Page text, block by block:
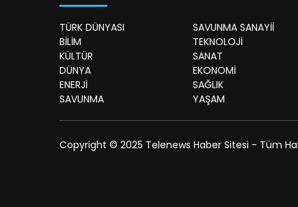
TÜRK DÜNYASI
SAVUNMA SANAYİİ
BİLİM
TEKNOLOJİ
KÜLTÜR
SANAT
DÜNYA
EKONOMİ
ENERJİ
SAĞLIK
SAVUNMA
YAŞAM
Copyright © 2025 Telenews Haber Sitesi - Tüm